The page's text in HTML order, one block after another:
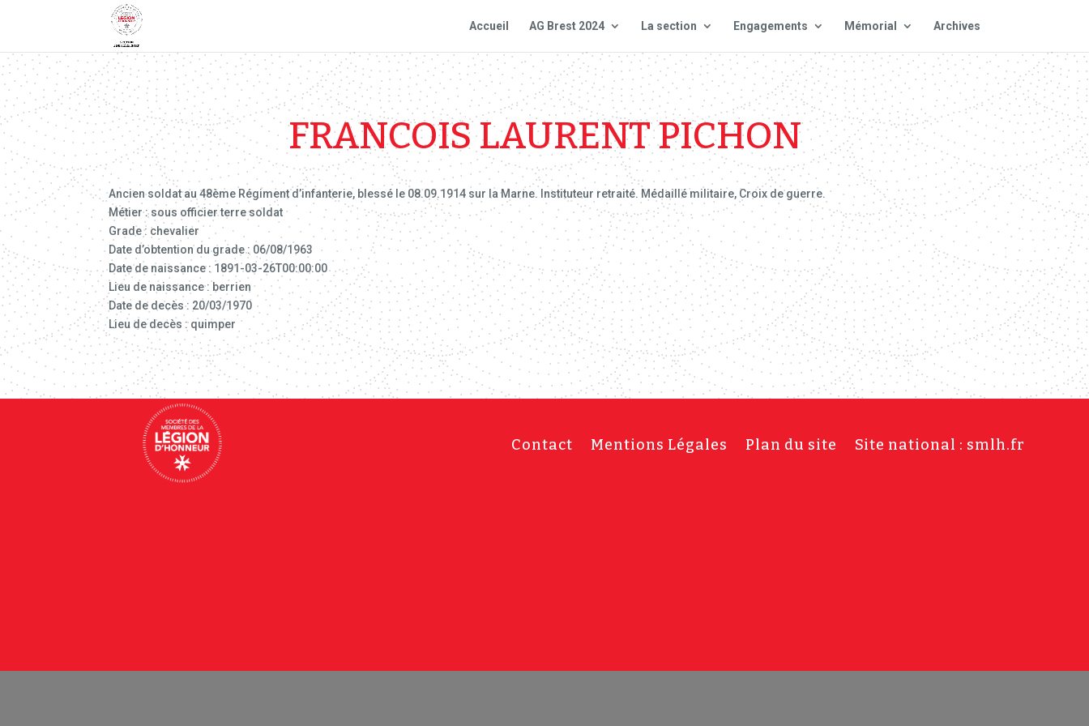
Accueil AG Brest 2024 La section Engagements Mémorial Archives
FRANCOIS LAURENT PICHON
Ancien soldat au 48ème Régiment d’infanterie, blessé le 08.09.1914 sur la Marne. Instituteur retraité. Médaillé militaire, Croix de guerre.
Métier : sous officier terre soldat
Grade : chevalier
Date d’obtention du grade : 06/08/1963
Date de naissance : 1891-03-26T00:00:00
Lieu de naissance : berrien
Date de decès : 20/03/1970
Lieu de decès : quimper
Contact Mentions Légales Plan du site Site national : smlh.fr